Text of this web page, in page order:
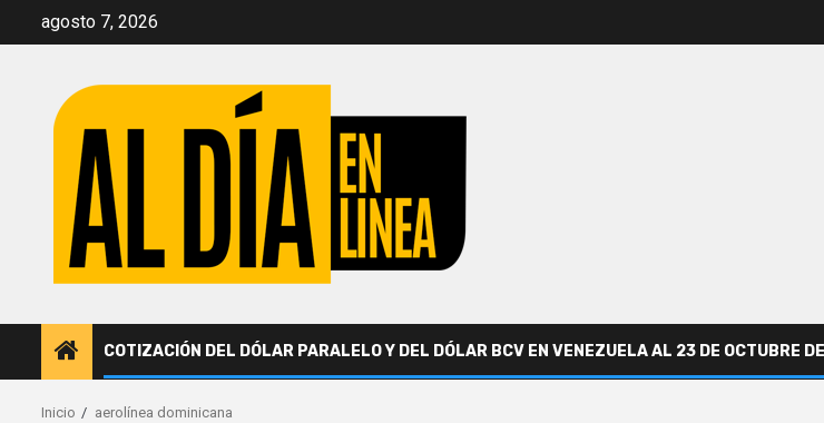
agosto 7, 2026
COTIZACIÓN DEL DÓLAR PARALELO Y DEL DÓLAR BCV EN VENEZUELA AL 23 DE OCTUBRE
Inicio aerolínea dominicana